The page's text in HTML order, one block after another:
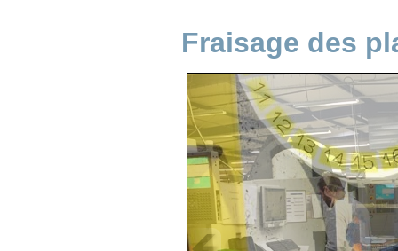
Fraisage des